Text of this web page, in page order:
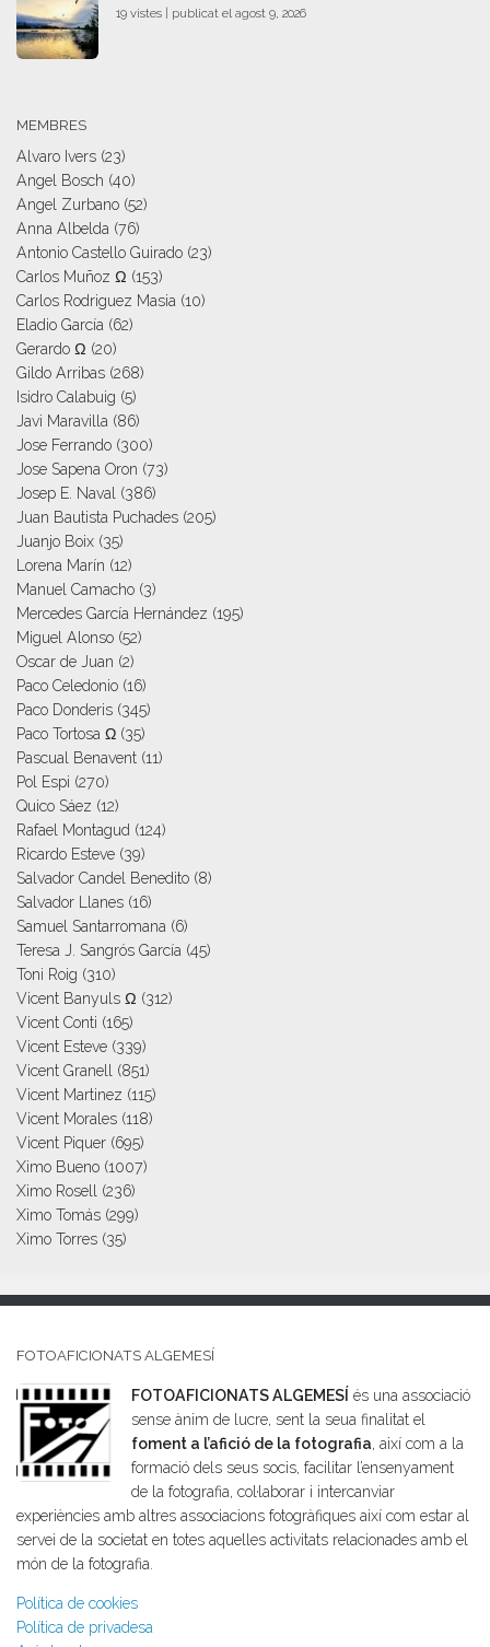
19 vistes publicat el agost 9, 2026
MEMBRES
Alvaro Ivers (23)
Angel Bosch (40)
Angel Zurbano (52)
Anna Albelda (76)
Antonio Castello Guirado (23)
Carlos Muñoz Ω (153)
Carlos Rodriguez Masia (10)
Eladio García (62)
Gerardo Ω (20)
Gildo Arribas (268)
Isidro Calabuig (5)
Javi Maravilla (86)
Jose Ferrando (300)
Jose Sapena Oron (73)
Josep E. Naval
(386)
Juan Bautista Puchades (205)
Juanjo Boix (35)
Lorena Marín (12)
Manuel Camacho (3)
Mercedes García Hernández (195)
Miguel Alonso (52)
Oscar de Juan (2)
Paco Celedonio (16)
Paco Donderis (345)
Paco Tortosa Ω (35)
Pascual Benavent (11)
Pol Espi (270)
Quico Sáez (12)
Rafael Montagud (124)
Ricardo Esteve (39)
Salvador Candel Benedito (8)
Salvador Llanes (16)
Samuel Santarromana (6)
Teresa J. Sangrós García (45)
Toni Roig (310)
Vicent Banyuls Ω (312)
Vicent Conti (165)
Vicent Esteve (339)
Vicent Granell
(851)
Vicent Martinez (115)
Vicent Morales (118)
Vicent Piquer (695)
Ximo Bueno (1007)
Ximo Rosell
(236)
Ximo Tomás (299)
Ximo Torres (35)
FOTOAFICIONATS ALGEMESÍ
FOTOAFICIONATS ALGEMESÍ és una associació
sense ànim de lucre, sent la seua finalitat el
foment a l’afició de la fotografia, així com a la
formació dels seus socis, facilitar l’ensenyament
de la fotografia, col·laborar i intercanviar
experiències amb altres associacions fotogràfiques així com estar al
servei de la societat en totes aquelles activitats relacionades amb el
món de la fotografia.
Política de cookies
Política de privadesa